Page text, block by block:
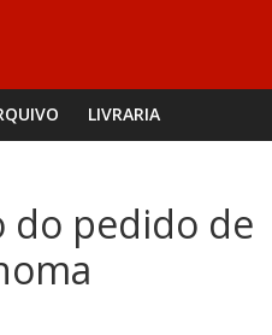
LIVRARIA
do pedido de